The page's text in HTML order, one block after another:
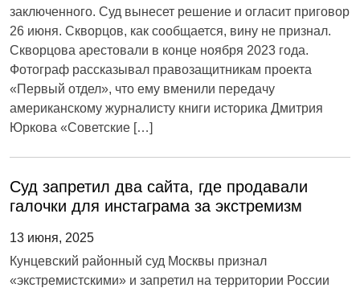
заключенного. Суд вынесет решение и огласит приговор
26 июня. Скворцов, как сообщается, вину не признал.
Скворцова арестовали в конце ноября 2023 года.
Фотограф рассказывал правозащитникам проекта
«Первый отдел», что ему вменили передачу
американскому журналисту книги историка Дмитрия
Юркова «Советские […]
Cуд запретил два сайта, где продавали
галочки для инстаграма за экстремизм
13 июня, 2025
Кунцевский районный суд Москвы признал
«экстремистскими» и запретил на территории России